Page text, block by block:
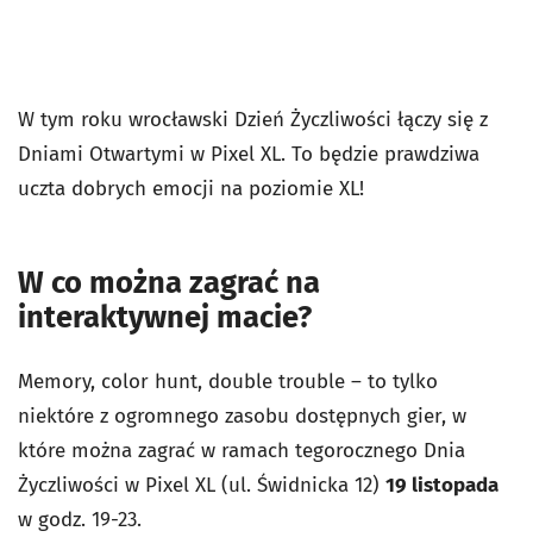
W tym roku wrocławski Dzień Życzliwości łączy się z
Dniami Otwartymi w Pixel XL. To będzie prawdziwa
uczta dobrych emocji na poziomie XL!
W co można zagrać na
interaktywnej macie?
Memory, color hunt, double trouble – to tylko
niektóre z ogromnego zasobu dostępnych gier, w
które można zagrać w ramach tegorocznego Dnia
Życzliwości w Pixel XL (ul. Świdnicka 12) 19 listopada
w godz. 19-23.